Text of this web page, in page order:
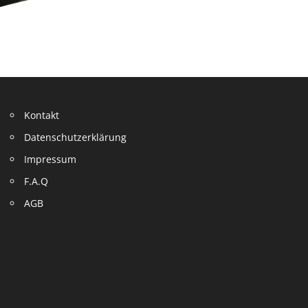
Kontakt
Datenschutzerklärung
Impressum
F.A.Q
AGB